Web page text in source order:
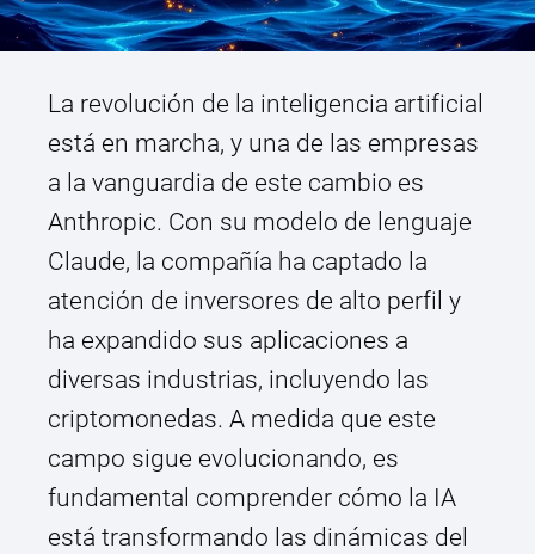
La revolución de la inteligencia artificial
está en marcha, y una de las empresas
a la vanguardia de este cambio es
Anthropic. Con su modelo de lenguaje
Claude, la compañía ha captado la
atención de inversores de alto perfil y
ha expandido sus aplicaciones a
diversas industrias, incluyendo las
criptomonedas. A medida que este
campo sigue evolucionando, es
fundamental comprender cómo la IA
está transformando las dinámicas del